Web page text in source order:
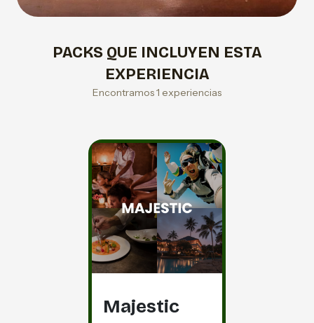
PACKS QUE INCLUYEN ESTA
EXPERIENCIA
Encontramos 1 experiencias
Majestic